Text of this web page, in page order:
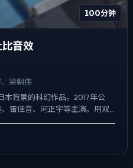
100分钟
音效
梁朝伟
本背景的科幻作品，2017年公
雷佳音、河正宇等主演。用双